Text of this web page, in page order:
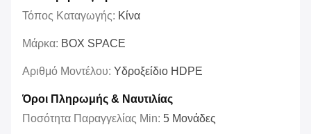
Τόπος Καταγωγής: Κίνα
Μάρκα: BOX SPACE
Αριθμό Μοντέλου: Υδροξείδιο HDPE
Όροι Πληρωμής & Ναυτιλίας
Ποσότητα Παραγγελίας Min: 5 Μονάδες